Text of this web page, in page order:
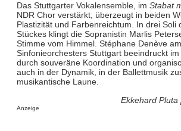
Das Stuttgarter Vokalensemble, im Stabat
NDR Chor verstärkt, überzeugt in beiden
Plastizität und Farbenreichtum. In drei Soli
Stückes klingt die Sopranistin Marlis
Stimme vom Himmel. Stéphane Denève
Sinfonieorchesters Stuttgart beeindruckt im
durch souveräne Koordination und
auch in der Dynamik, in der Ballettmusik
musikantische Laune.
Ekkehard
Anzeige